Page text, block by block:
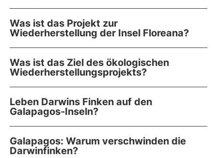
Was ist das Projekt zur
Wiederherstellung der Insel Floreana?
Was ist das Ziel des ökologischen
Wiederherstellungsprojekts?
Leben Darwins Finken auf den
Galapagos-Inseln?
Galapagos: Warum verschwinden die
Darwinfinken?